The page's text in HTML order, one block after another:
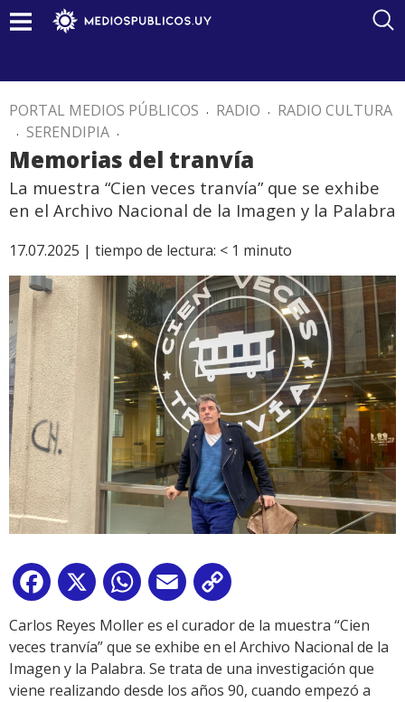
PORTAL MEDIOS PÚBLICOS . RADIO . RADIO CULTURA
. SERENDIPIA .
Memorias del tranvía
La muestra “Cien veces tranvía” que se exhibe
en el Archivo Nacional de la Imagen y la Palabra
17.07.2025 | tiempo de lectura: < 1 minuto
Facebook
X WhatsApp
Email
Link
Carlos Reyes Moller es el curador de la muestra “Cien
veces tranvía” que se exhibe en el Archivo Nacional de la
Imagen y la Palabra. Se trata de una investigación que
viene realizando desde los años 90, cuando empezó a